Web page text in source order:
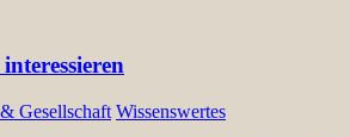
Gesellschaft Wissenswertes